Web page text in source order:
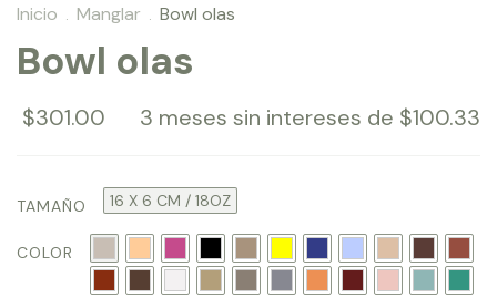
Inicio . Manglar . Bowl olas
Bowl olas
$301.00 3 meses sin intereses de $100.33
TAMAÑO 16 X 6 CM / 18OZ
COLOR